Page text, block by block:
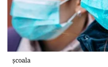
școala